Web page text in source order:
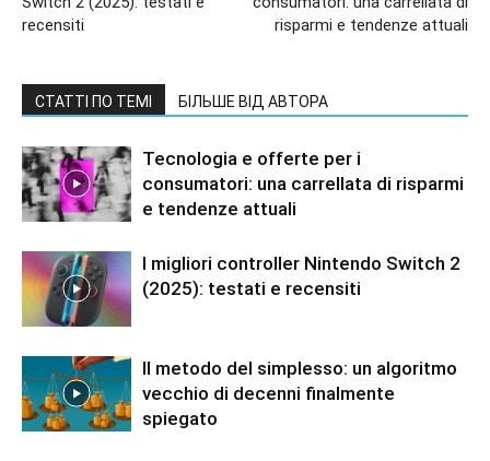
recensiti
risparmi e tendenze attuali
СТАТТІ ПО ТЕМІ БІЛЬШЕ ВІД АВТОРА
Tecnologia e offerte per i
consumatori: una carrellata di risparmi
e tendenze attuali
I migliori controller Nintendo Switch 2
(2025): testati e recensiti
Il metodo del simplesso: un algoritmo
vecchio di decenni finalmente
spiegato